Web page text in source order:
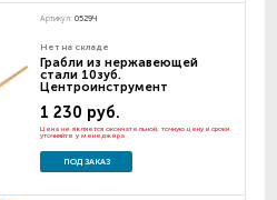
Артикул: 0529Ч
Нет на складе
Грабли из нержавеющей
стали 10зуб.
Центроинструмент
1 230 руб.
Цена не является окончательной, точную цену и сроки
уточняйте у менеджера
ПОД ЗАКАЗ